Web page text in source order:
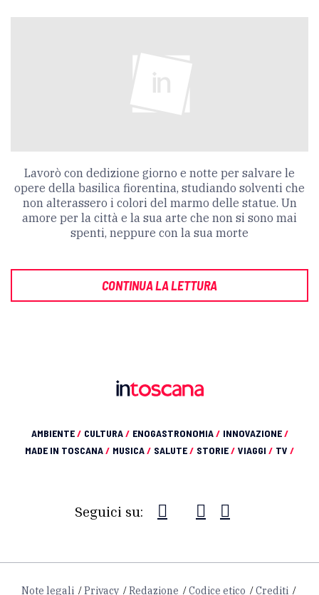
Lavorò con dedizione giorno e notte per salvare le
opere della basilica fiorentina, studiando solventi che
non alterassero i colori del marmo delle statue. Un
amore per la città e la sua arte che non si sono mai
spenti, neppure con la sua morte
CONTINUA LA LETTURA
AMBIENTE/ CULTURA/ ENOGASTRONOMIA/ INNOVAZIONE/
MADE IN TOSCANA/ MUSICA/ SALUTE/ STORIE/ VIAGGI / TV /
Seguici su:
Note legali Privacy Redazione Codice etico Crediti